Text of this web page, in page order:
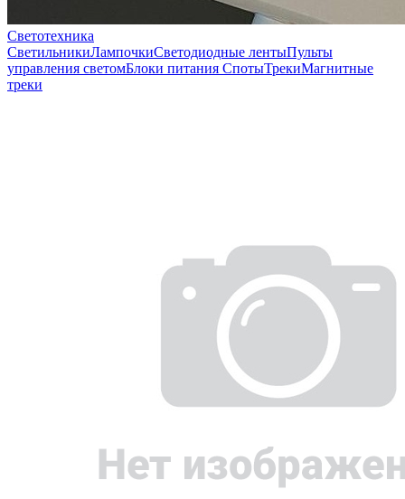
Светотехника
СветильникиЛампочкиСветодиодные лентыПульты
управления светомБлоки питания СпотыТрекиМагнитные
треки